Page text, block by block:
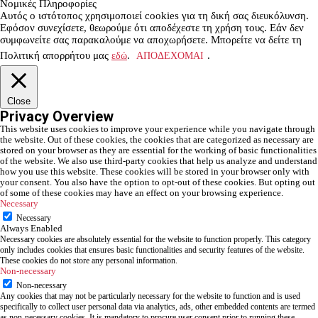
Νομικές Πληροφορίες
Αυτός ο ιστότοπος χρησιμοποιεί cookies για τη δική σας διευκόλυνση.
Εφόσον συνεχίσετε, θεωρούμε ότι αποδέχεστε τη χρήση τους. Εάν δεν
συμφωνείτε σας παρακαλούμε να αποχωρήσετε. Μπορείτε να δείτε τη
Πολιτική απορρήτου μας εδώ. ΑΠΟΔΕΧΟΜΑΙ .
Close
Privacy Overview
This website uses cookies to improve your experience while you navigate through
the website. Out of these cookies, the cookies that are categorized as necessary are
stored on your browser as they are essential for the working of basic functionalities
of the website. We also use third-party cookies that help us analyze and understand
how you use this website. These cookies will be stored in your browser only with
your consent. You also have the option to opt-out of these cookies. But opting out
of some of these cookies may have an effect on your browsing experience.
Necessary
Necessary
Always Enabled
Necessary cookies are absolutely essential for the website to function properly. This category
only includes cookies that ensures basic functionalities and security features of the website.
These cookies do not store any personal information.
Non-necessary
Non-necessary
Any cookies that may not be particularly necessary for the website to function and is used
specifically to collect user personal data via analytics, ads, other embedded contents are termed